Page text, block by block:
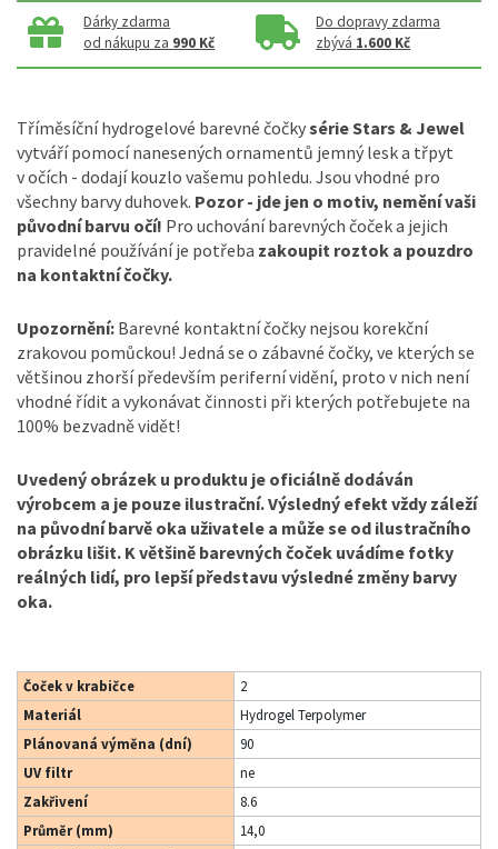
Dárky zdarma
od nákupu za 990 Kč
Do dopravy zdarma
zbývá 1.600 Kč
Tříměsíční hydrogelové barevné čočkysérie Stars & Jewel
vytváří pomocí nanesených ornamentů jemný lesk a třpyt
v očích - dodají kouzlo vašemu pohledu. Jsou vhodné pro
všechny barvy duhovek. Pozor - jde jen o motiv, nemění vaši
původní barvu očí! Pro uchování barevných čoček a jejich
pravidelné používání je potřeba zakoupit roztok a pouzdro
na kontaktní čočky.
Upozornění: Barevné kontaktní čočky nejsou korekční
zrakovou pomůckou! Jedná se o zábavné čočky, ve kterých se
většinou zhorší především periferní vidění, proto v nich není
vhodné řídit a vykonávat činnosti při kterých potřebujete na
100% bezvadně vidět!
Uvedený obrázek u produktu je oficiálně dodáván
výrobcem a je pouze ilustrační. Výsledný efekt vždy záleží
na původní barvě oka uživatele a může se od ilustračního
obrázku lišit. K většině barevných čoček uvádíme fotky
reálných lidí, pro lepší představu výsledné změny barvy
oka.
Čoček v krabičce
2
Materiál
Hydrogel Terpolymer
Plánovaná výměna (dní)
90
UV filtr
ne
Zakřivení
8.6
Průměr (mm)
14,0